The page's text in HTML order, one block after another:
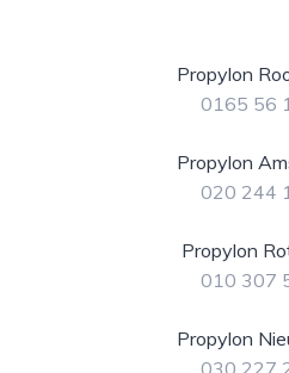
Propylon
0165 56
Propylon
020 244
Propylon
010 307
Propylon